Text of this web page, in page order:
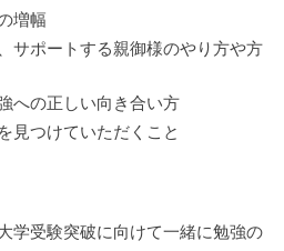
増幅
サポートする親御様のやり方や方
への正しい向き合い方
見つけていただくこと
学受験突破に向けて一緒に勉強の